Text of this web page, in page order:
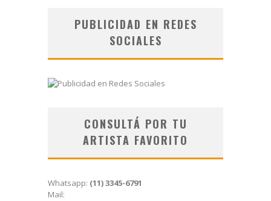
PUBLICIDAD EN REDES
SOCIALES
CONSULTÁ POR TU
ARTISTA FAVORITO
Whatsapp: (11) 3345-6791
Mail: